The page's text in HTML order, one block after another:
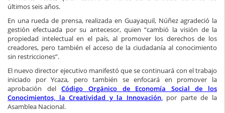
últimos seis años.
En una rueda de prensa, realizada en Guayaquil, Núñez agradeció la
gestión efectuada por su antecesor, quien “cambió la visión de la
propiedad intelectual en el país, al promover los derechos de los
creadores, pero también el acceso de la ciudadanía al conocimiento
sin restricciones”.
El nuevo director ejecutivo manifestó que se continuará con el trabajo
iniciado por Ycaza, pero también se enfocará en promover la
aprobación delCódigo Orgánico de Economía Social de los
Conocimientos, la Creatividad y la Innovación,
por parte de la
Asamblea Nacional.